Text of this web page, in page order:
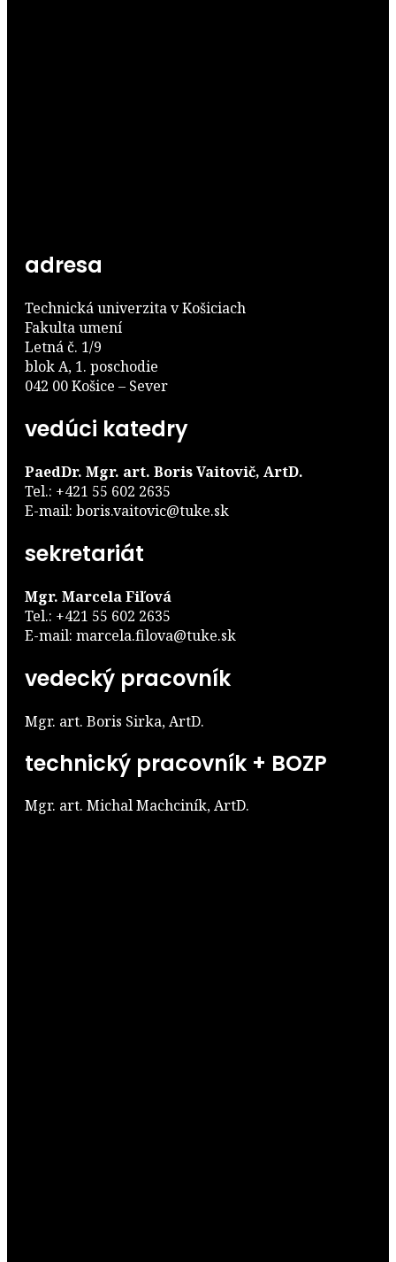
adresa
Technická univerzita v Košiciach
Fakulta umení
Letná č. 1/9
blok A, 1. poschodie
042 00 Košice – Sever
vedúci katedry
PaedDr. Mgr. art. Boris Vaitovič, ArtD.
Tel.: +421 55 602 2635
E-mail: boris.vaitovic@tuke.sk
sekretariát
Mgr. Marcela Fiľová
Tel.: +421 55 602 2635
E-mail: marcela.filova@tuke.sk
vedecký pracovník
Mgr. art. Boris Sirka, ArtD.
technický pracovník + BOZP
Mgr. art. Michal Machciník, ArtD.